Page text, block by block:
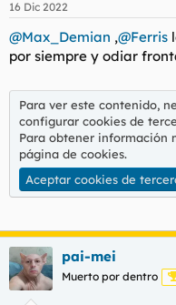
16 Dic 2022
@Max_Demian ,@Ferris
por siempre y odiar
Para ver este contenido,
configurar cookies de
Para obtener información
página de cookies.
Aceptar cookies de
pai-mei
Muerto por dentro